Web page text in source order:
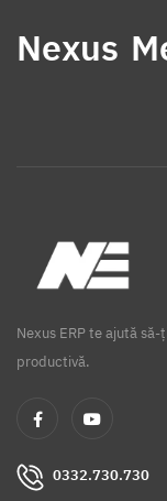
Nexus
Nexus ERP te ajută
productivă.
0332.730.730